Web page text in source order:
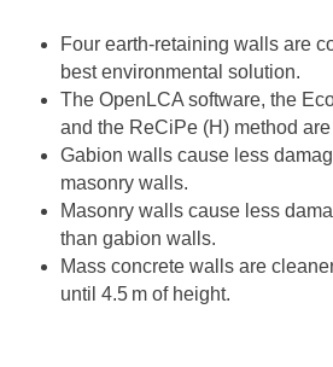
Four earth-retaining walls are
best environmental solution.
The OpenLCA software, the
and the ReCiPe (H) method
Gabion walls cause less
masonry walls.
Masonry walls cause less
than gabion walls.
Mass concrete walls are
until 4.5 m of height.